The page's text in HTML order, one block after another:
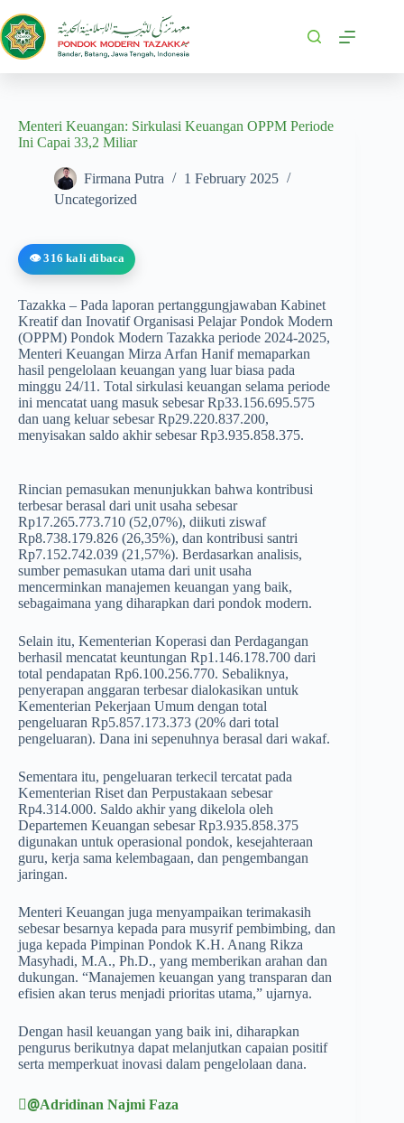
Menteri Keuangan: Sirkulasi Keuangan OPPM Periode
Ini Capai 33,2 Miliar
Firmana Putra
1 February 2025
Uncategorized
👁️ 316 kali dibaca
Tazakka – Pada laporan pertanggungjawaban Kabinet
Kreatif dan Inovatif Organisasi Pelajar Pondok Modern
(OPPM) Pondok Modern Tazakka periode 2024-2025,
Menteri Keuangan Mirza Arfan Hanif memaparkan
hasil pengelolaan keuangan yang luar biasa pada
minggu 24/11. Total sirkulasi keuangan selama periode
ini mencatat uang masuk sebesar Rp33.156.695.575
dan uang keluar sebesar Rp29.220.837.200,
menyisakan saldo akhir sebesar Rp3.935.858.375.
Rincian pemasukan menunjukkan bahwa kontribusi
terbesar berasal dari unit usaha sebesar
Rp17.265.773.710 (52,07%), diikuti ziswaf
Rp8.738.179.826 (26,35%), dan kontribusi santri
Rp7.152.742.039 (21,57%). Berdasarkan analisis,
sumber pemasukan utama dari unit usaha
mencerminkan manajemen keuangan yang baik,
sebagaimana yang diharapkan dari pondok modern.
Selain itu, Kementerian Koperasi dan Perdagangan
berhasil mencatat keuntungan Rp1.146.178.700 dari
total pendapatan Rp6.100.256.770. Sebaliknya,
penyerapan anggaran terbesar dialokasikan untuk
Kementerian Pekerjaan Umum dengan total
pengeluaran Rp5.857.173.373 (20% dari total
pengeluaran). Dana ini sepenuhnya berasal dari wakaf.
Sementara itu, pengeluaran terkecil tercatat pada
Kementerian Riset dan Perpustakaan sebesar
Rp4.314.000. Saldo akhir yang dikelola oleh
Departemen Keuangan sebesar Rp3.935.858.375
digunakan untuk operasional pondok, kesejahteraan
guru, kerja sama kelembagaan, dan pengembangan
jaringan.
Menteri Keuangan juga menyampaikan terimakasih
sebesar besarnya kepada para musyrif pembimbing, dan
juga kepada Pimpinan Pondok K.H. Anang Rikza
Masyhadi, M.A., Ph.D., yang memberikan arahan dan
dukungan. “Manajemen keuangan yang transparan dan
efisien akan terus menjadi prioritas utama,” ujarnya.
Dengan hasil keuangan yang baik ini, diharapkan
pengurus berikutnya dapat melanjutkan capaian positif
serta memperkuat inovasi dalam pengelolaan dana.
@ِAdridinan Najmi Faza